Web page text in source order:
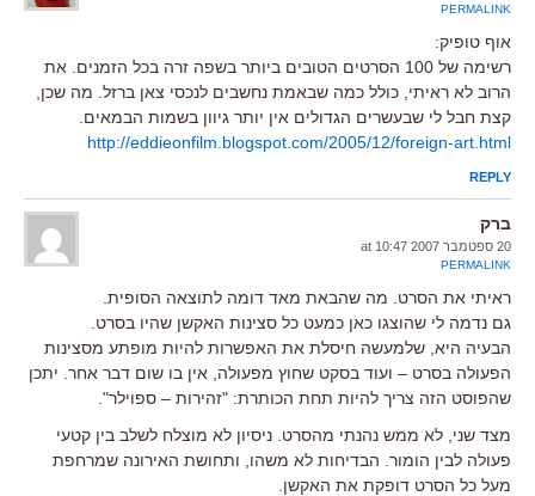
PERMALINK
אוף טופיק:
רשימה של 100 הסרטים הטובים ביותר בשפה זרה בכל הזמנים. את
הרוב לא ראיתי, כולל כמה שבאמת נחשבים לנכסי צאן ברזל. מה שכן,
קצת חבל לי שבעשרים הגדולים אין יותר גיוון בשמות הבמאים.
http://eddieonfilm.blogspot.com/2005/12/foreign-art.html
REPLY
ברק
20 ספטמבר 2007 at 10:47
PERMALINK
ראיתי את הסרט. מה שהבאת מאד דומה לתוצאה הסופית.
גם נדמה לי שהוצגו כאן כמעט כל סצינות האקשן שהיו בסרט.
הבעיה היא, שלמעשה חיסלת את האפשרות להיות מופתע מסצינות
הפעולה בסרט – ועוד בסקט שחוץ מפעולה, אין בו שום דבר אחר. יתכן
שהפוסט הזה צריך להיות תחת הכותרת: "זהירות – ספוילר".
מצד שני, לא ממש נהנתי מהסרט. ניסיון לא מוצלח לשלב בין קטעי
פעולה לבין הומור. הבדיחות לא משהו, ותחושת האירונה שמרחפת
מעל כל הסרט דופקת את האקשן.